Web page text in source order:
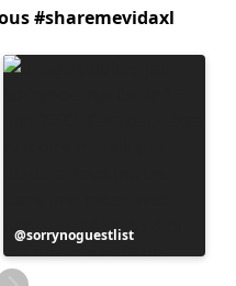
#sharemevidaxl
Publication
publiée
par
sorrynoguestlist